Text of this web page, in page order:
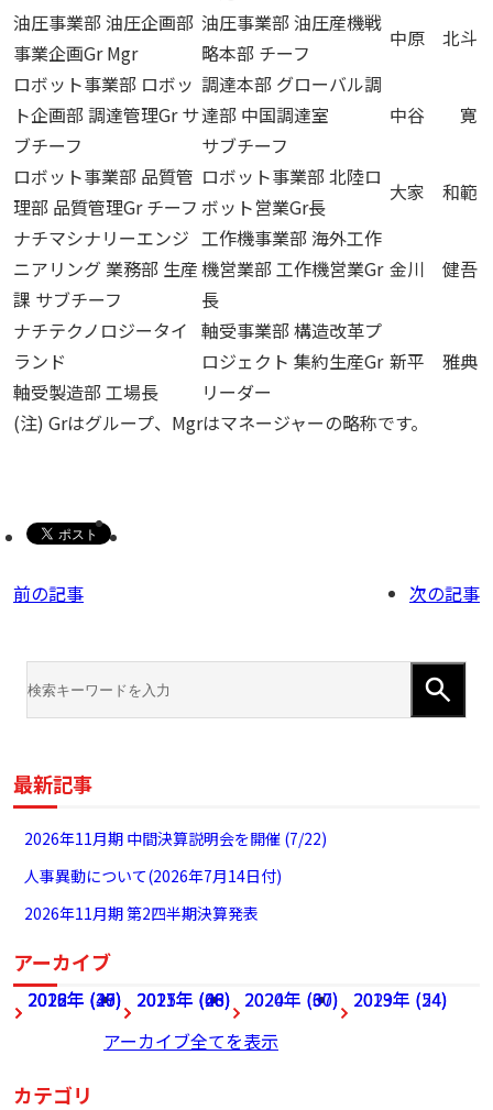
油圧事業部 油圧企画部
事業企画Gr Mgr
油圧事業部 油圧産機戦
略本部 チーフ
中原 北斗
ロボット事業部 ロボッ
ト企画部 調達管理Gr サ
ブチーフ
調達本部 グローバル調
達部 中国調達室
サブチーフ
中谷 寛
ロボット事業部 品質管
理部 品質管理Gr チーフ
ロボット事業部 北陸ロ
ボット営業Gr長
大家 和範
ナチマシナリーエンジ
ニアリング 業務部 生産
課 サブチーフ
工作機事業部 海外工作
機営業部 工作機営業Gr
長
金川 健吾
ナチテクノロジータイ
ランド
軸受製造部 工場長
軸受事業部 構造改革プ
ロジェクト 集約生産Gr
リーダー
新平 雅典
(注) Grはグループ、Mgrはマネージャーの略称です。
前の記事 次の記事
最新記事
2026年11月期 中間決算説明会を開催 (7/22)
人事異動について(2026年7月14日付)
2026年11月期 第2四半期決算発表
アーカイブ
2026年 (27) 2025年 (68) 2024年 (60) 2023年 (54)
2022年 (49) 2021年 (46) 2020年 (37) 2019年 (24)
2018年 (36)
2017年 (28)
アーカイブ全てを表示
カテゴリ